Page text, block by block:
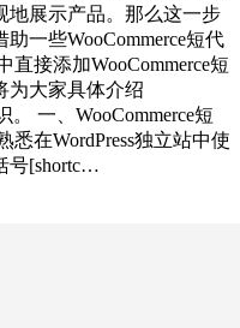
地展示产品。那么这一步
一些WooCommerce短代
直接添加WooCommerce短
为大家具体介绍
。 一、WooCommerce短
在WordPress独立站中使
号[shortc…